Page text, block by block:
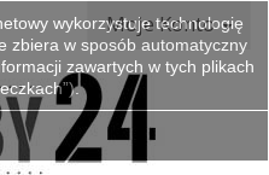
Moje Konto
wykorzystuje technologię
zbiera w sposób automatyczny
zawartych w tych plikach